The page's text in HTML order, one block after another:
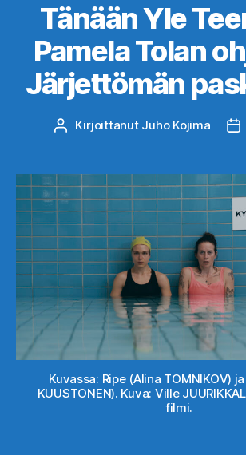
Tänään Yle
Pamela Tolan
Järjettömän
Kirjoittaja
Kirjoittanut Juho Kojima
Kuvassa: Ripe (Alina TOMNIKOV)
KUUSTONEN). Kuva: Ville
filmi.